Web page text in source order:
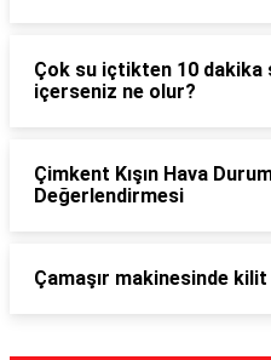
Çok su içtikten 10
içerseniz ne olur?
Çimkent Kışın Hava
Değerlendirmesi
Çamaşır makinesinde